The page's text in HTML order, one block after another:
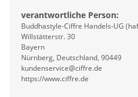
verantwortliche Person:
Buddhastyle-Ciffre Handels-UG
Willstätterstr. 30
Bayern
Nürnberg, Deutschland, 90449
kundenservice@ciffre.de
https://www.ciffre.de